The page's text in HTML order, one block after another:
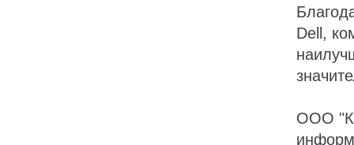
Dell,
ООО